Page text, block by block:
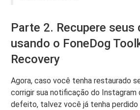
Parte 2. Recupere seus
usando o FoneDog
Recovery
Agora, caso você tenha restaurado
corrigir sua notificação do Instagram
defeito, talvez você já tenha perdido